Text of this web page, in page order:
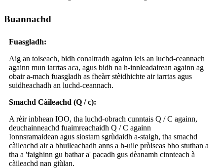
Buannachd
Fuasgladh:
Aig an toiseach, bidh conaltradh againn leis an luchd-ceannach
againn mun iarrtas aca, agus bidh na h-innleadairean againn ag
obair a-mach fuasgladh as fheàrr stèidhichte air iarrtas agus
suidheachadh an luchd-ceannach.
Smachd Càileachd (Q / c):
A rèir inbhean IOO, tha luchd-obrach cunntais Q / C againn,
deuchainneachd fuaimreachaidh Q / C againn
Ionnsramaidean agus siostam sgrùdaidh a-staigh, tha smachd
càileachd air a bhuileachadh anns a h-uile pròiseas bho stuthan a
tha a 'faighinn gu bathar a' pacadh gus dèanamh cinnteach à
càileachd nan giùlan.